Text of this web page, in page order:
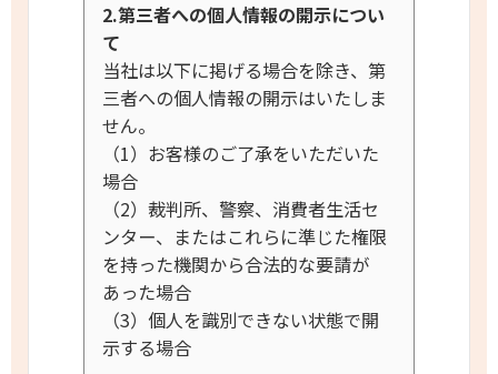
2.第三者への個人情報の開示につい
て
当社は以下に掲げる場合を除き、第
三者への個人情報の開示はいたしま
せん。
（1）お客様のご了承をいただいた
場合
（2）裁判所、警察、消費者生活セ
ンター、またはこれらに準じた権限
を持った機関から合法的な要請が
あった場合
（3）個人を識別できない状態で開
示する場合